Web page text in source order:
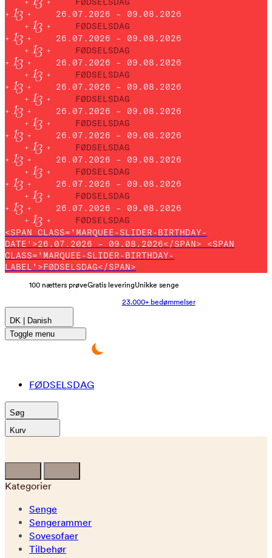
26.07.2026 – 09.08.2026
FØDSELSDAG
26.07.2026 – 09.08.2026
FØDSELSDAG
26.07.2026 – 09.08.2026
FØDSELSDAG
26.07.2026 – 09.08.2026
FØDSELSDAG
26.07.2026 – 09.08.2026
FØDSELSDAG
26.07.2026 – 09.08.2026
FØDSELSDAG
26.07.2026 – 09.08.2026
FØDSELSDAG
26.07.2026 – 09.08.2026
FØDSELSDAG
26.07.2026 – 09.08.2026
FØDSELSDAG
<SPAN CLASS='MARQUEE-SLIDER-BIRTHDAY-
DATE'>26.07.2026 – 09.08.2026</SPAN> <SPAN
CLASS='MARQUEE-SLIDER-BIRTHDAY-
LABEL'>FØDSELSDAG</SPAN>
100 nætters prøveGratis leveringUnikke senge
23.000+ bedømmelser
DK | Danish
Toggle menu
FØDSELSDAG
Søg
Kurv
Kategorier
Senge
Sengerammer
Sovesofaer
Tilbehør